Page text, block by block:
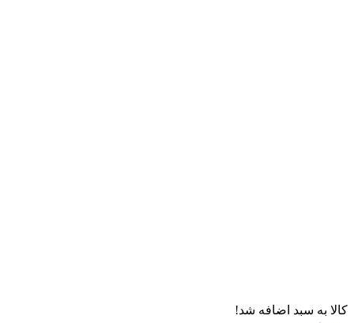
کالا به سبد اضافه شد!